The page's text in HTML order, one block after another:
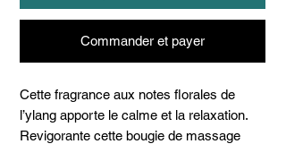
Commander et payer
Cette fragrance aux notes florales de
l’ylang apporte le calme et la relaxation.
Revigorante cette bougie de massage